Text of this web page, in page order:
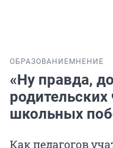
ОБРАЗОВАНИЕ МНЕНИЕ
«Ну правда,
родительских
школьных
Как педагогов